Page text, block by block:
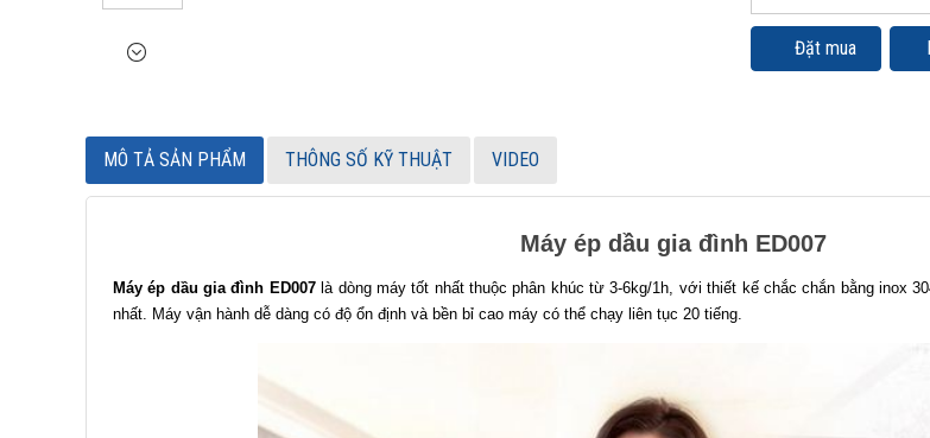
Đặt mua
MÔ TẢ SẢN PHẨM THÔNG SỐ KỸ THUẬT VIDEO
Máy ép dầu gia đình ED007
Máy ép dầu gia đình ED007là dòng máy tốt nhất thuộc phân khúc từ 3-6kg/1h, với thiết kế chắc chắn bằng inox
nhất. Máy vận hành dễ dàng có độ ổn định và bền bỉ cao máy có thể chạy liên tục 20 tiếng.